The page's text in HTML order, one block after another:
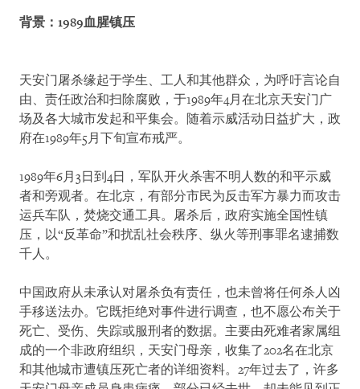
背景：1989血腥镇压
天安门屠杀缘起于学生、工人和其他群众，为呼吁言论自
由、责任政治和扫除腐败，于1989年4月在北京天安门广
场及各大城市发起和平集会。随着示威活动日益扩大，政
府在1989年5月下旬宣布戒严。
1989年6月3日到4日，军队开火杀害不明人数的和平示威
者和旁观者。在北京，有部分市民为反击军方暴力而攻击
运兵车队，焚烧交通工具。屠杀后，政府实施全国性镇
压，以“反革命”和扰乱社会秩序、纵火等刑事罪名逮捕数
千人。
中国政府从未承认对屠杀负有责任，也未曾将任何杀人凶
手移送法办。它既拒绝对事件进行调查，也不愿公布关于
死亡、受伤、失踪或服刑者的数据。主要由死难者家属组
成的一个非政府组织，天安门母亲，收集了202名在北京
和其他城市遭镇压死亡者的详细资料。27年过去了，许多